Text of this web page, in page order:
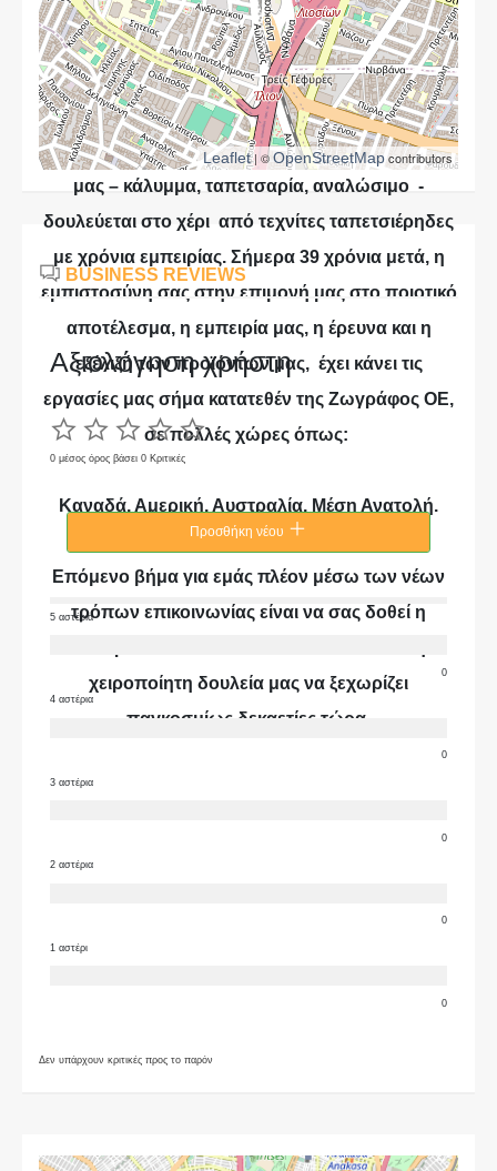
χώρου του αυτοκινήτου σας σε προσιτές τιμές.
Παράλληλα η εμπειρία μας στην κατασκευή
δερμάτινων σαλονιών όλα αυτά τα χρόνια,
εγγυάται πως το προϊόν που θα αγοράσετε από
μας – κάλυμμα, ταπετσαρία, αναλώσιμο -
δουλεύεται στο χέρι από τεχνίτες ταπετσιέρηδες
με χρόνια εμπειρίας. Σήμερα 39 χρόνια μετά, η
εμπιστοσύνη σας στην επιμονή μας στο ποιοτικό
αποτέλεσμα, η εμπειρία μας, η έρευνα και η
εξέλιξή των προϊόντων μας, έχει κάνει τις
εργασίες μας σήμα κατατεθέν της Ζωγράφος ΟΕ,
σε πολλές χώρες όπως:
Καναδά, Αμερική, Αυστραλία, Μέση Ανατολή.
Επόμενο βήμα για εμάς πλέον μέσω των νέων
τρόπων επικοινωνίας είναι να σας δοθεί η
χειροποίητη δουλεία μας να ξεχωρίζει
παγκοσμίως δεκαετίες τώρα.
Leaflet| ©OpenStreetMapcontributors
BUSINESS REVIEWS
Αξιολόγηση χρήστη
0 μέσος όρος βάσει 0 Κριτικές
Προσθήκη νέου
5 αστέρια
0
4 αστέρια
0
3 αστέρια
0
2 αστέρια
0
1 αστέρι
0
Δεν υπάρχουν κριτικές προς το παρόν